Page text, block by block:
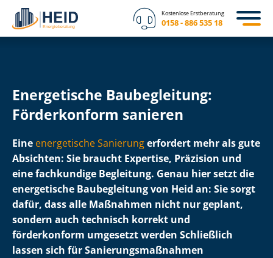
Kostenlose Erstberatung
0158 - 886 535 18
Energetische Baubegleitung:
Förderkonform sanieren
Eine energetische Sanierungerfordert mehr als gute
Absichten: Sie braucht Expertise, Präzision und
eine fachkundige Begleitung. Genau hier setzt die
energetische Baubegleitung von Heid an: Sie sorgt
dafür, dass alle Maßnahmen nicht nur geplant,
sondern auch technisch korrekt und
förderkonform umgesetzt werden Schließlich
lassen sich für Sa­nie­rungs­maß­nah­men